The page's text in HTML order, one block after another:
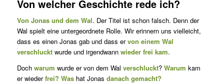
Von welcher Geschichte rede ich?
Von Jonas und dem Wal. Der Titel ist schon falsch. Denn der
Wal spielt eine untergeordnete Rolle. Wir erinnern uns vielleicht,
dass es einen Jonas gab und dass ervon einem Wal
verschlucktwurde und irgendwann wieder frei kam.
Doch warum wurde er von dem Wal verschluckt? Warum kam
er wiederfrei? Washat Jonas danach gemacht?